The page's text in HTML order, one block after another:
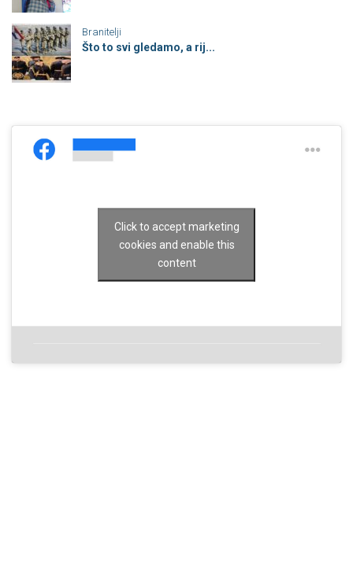
Branitelji
Što to svi gledamo, a rij...
Click to accept marketing
cookies and enable this
content